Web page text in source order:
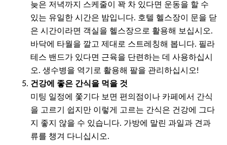
늦은 저녁까지 스케줄이 꽉 차 있다면 운동을 할 수
있는 유일한 시간은 밤입니다. 호텔 헬스장이 문을 닫
은 시간이라면 객실을 헬스장으로 활용해 보십시오.
바닥에 타월을 깔고 제대로 스트레칭해 봅니다. 필라
테스 밴드가 있다면 근육을 단련하는 데 사용하십시
오. 생수병을 역기로 활용해 팔을 관리하십시오!
건강에 좋은 간식을 먹을 것
미팅 일정에 쫓기다 보면 편의점이나 카페에서 간식
을 고르기 쉽지만 이렇게 고르는 간식은 건강에 그다
지 좋지 않을 수 있습니다. 가방에 말린 과일과 견과
류를 챙겨 다니십시오.